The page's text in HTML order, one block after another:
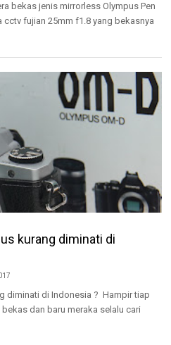
bekas jenis mirrorless Olympus Pen
cctv fujian 25mm f1.8 yang bekasnya
kurang diminati di
diminati di Indonesia ? Hampir tiap
dan baru meraka selalu cari